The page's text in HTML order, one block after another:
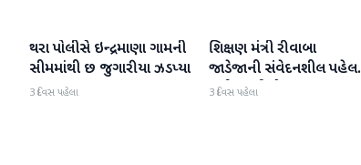
વાવ-થરાદ
થરા પોલીસે ઇન્દ્રમાણા ગામની
સીમમાંથી છ જુગારીયા ઝડપ્યા
3 દિવસ પહેલા
વાવ-થરાદ
શિક્ષણ મંત્રી રીવાબા
જાડેજાની સંવેદનશીલ પહેલ:
સુઈગામની ડ્રોપ-આઉટ
3 દિવસ પહેલા